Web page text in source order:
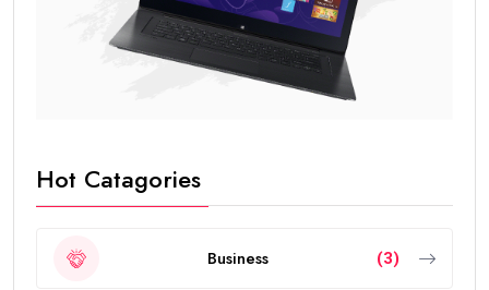
Hot Catagories
Business (3)